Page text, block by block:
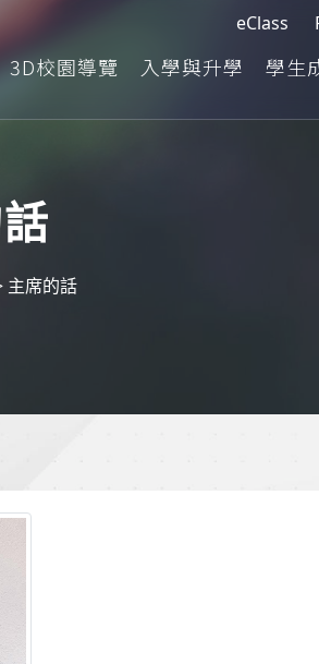
eClass
3D校園導覽 入學與升學 學生
主席的話